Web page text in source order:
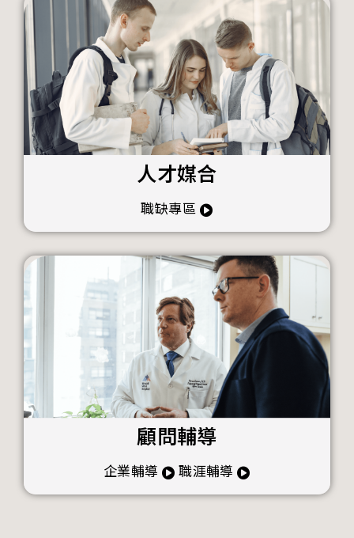
人才媒合
職缺專區
顧問輔導
企業輔導 職涯輔導